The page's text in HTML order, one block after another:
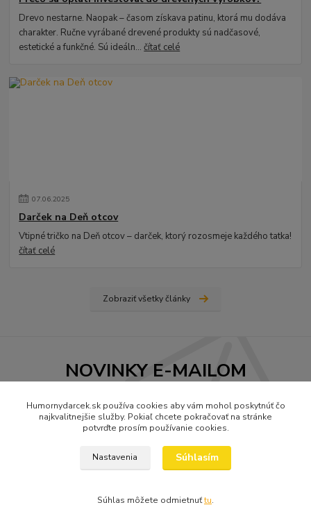
Drevo nestarne. Naopak – časom získava patinu, ktorá mu dodáva
charakter. Ručne vyrábané drevené produkty sú nadčasové,
estetické a funkčné. Sú ideáln...čítať celé
07.06.2025
Darček na Deň otcov
Vtipné tričko na Deň otcov – darček, ktorý rozosmeje každého tatka!
čítať celé
Zobraziť všetky články
NOVINKY E-MAILOM
Prihlásiť sa
Nenechajte si ujsť nové tričká a darčeky! ( max.1 x za mesiac)
Humornydarcek.sk používa cookies aby vám mohol poskytnúť čo
najkvalitnejšie služby. Pokiaľ chcete pokračovať na stránke
potvrďte prosím používanie cookies.
Nastavenia Súhlasím
Súhlas môžete odmietnuťtu.